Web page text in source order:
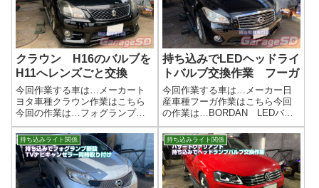
クラウン H16のバルブを
H11へレンズごと交換
今回作業する車は…メーカート
ヨタ車種クラウン作業はこちら
今回の作業は…フォグランプキ
ット 他に持ち込みで中古のピ
ラーかな？ ヤフオクなどで安
く買えますよ内装パーツは新品
は結構するので、中古で探すの
がおすすめです。作業写真クラ
ウンはH16だっ...
持ち込みでLEDヘッドライ
トバルブ交換作業 フーガ
今回作業する車は…メーカー日
産車種フーガ作業はこちら今回
の作業は…BORDAN LEDバル
ブ作業写真【劇的進化！】夜間
ドライブが劇的に変わる！HID・
LEDヘッドライト/フォグランプ
交換のススメ「夜の運転、もっ
と明るく、もっと安全にした
い…...
持ち込みライト関係 持ち込みライト関係